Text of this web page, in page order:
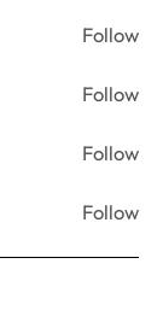
Follow
Follow
Follow
Follow